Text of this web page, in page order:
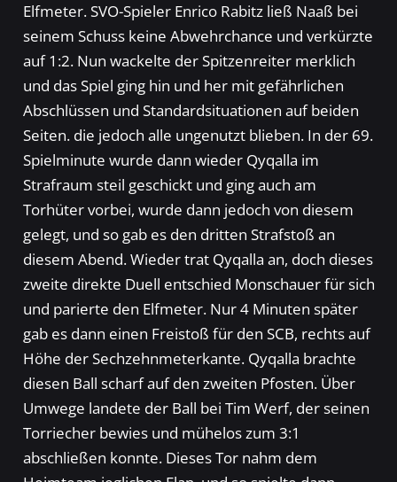
Elfmeter. SVO-Spieler Enrico Rabitz ließ Naaß bei
seinem Schuss keine Abwehrchance und verkürzte
auf 1:2. Nun wackelte der Spitzenreiter merklich
und das Spiel ging hin und her mit gefährlichen
Abschlüssen und Standardsituationen auf beiden
Seiten. die jedoch alle ungenutzt blieben. In der 69.
Spielminute wurde dann wieder Qyqalla im
Strafraum steil geschickt und ging auch am
Torhüter vorbei, wurde dann jedoch von diesem
gelegt, und so gab es den dritten Strafstoß an
diesem Abend. Wieder trat Qyqalla an, doch dieses
zweite direkte Duell entschied Monschauer für sich
und parierte den Elfmeter. Nur 4 Minuten später
gab es dann einen Freistoß für den SCB, rechts auf
Höhe der Sechzehnmeterkante. Qyqalla brachte
diesen Ball scharf auf den zweiten Pfosten. Über
Umwege landete der Ball bei Tim Werf, der seinen
Torriecher bewies und mühelos zum 3:1
abschließen konnte. Dieses Tor nahm dem